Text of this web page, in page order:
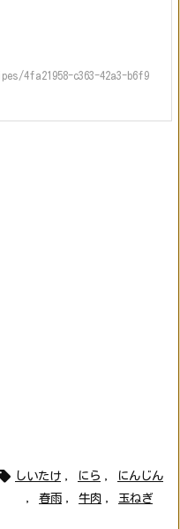
4fa21958-c363-42a3-b6f9
しいたけ , にら ,
にんじん
,
春雨 , 牛肉 , 玉ねぎ